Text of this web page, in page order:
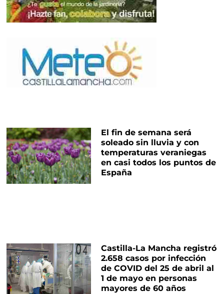
El fin de semana será
soleado sin lluvia y con
temperaturas veraniegas
en casi todos los puntos de
España
Castilla-La Mancha registró
2.658 casos por infección
de COVID del 25 de abril al
1 de mayo en personas
mayores de 60 años